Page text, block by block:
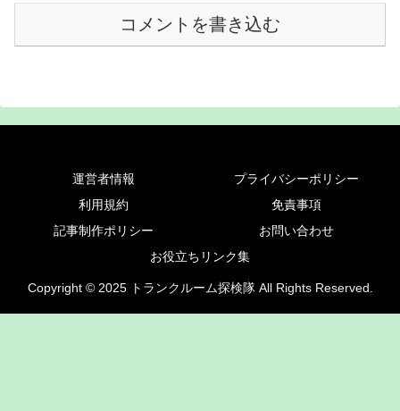
コメントを書き込む
運営者情報
プライバシーポリシー
利用規約
免責事項
記事制作ポリシー
お問い合わせ
お役立ちリンク集
Copyright © 2025 トランクルーム探検隊 All Rights Reserved.